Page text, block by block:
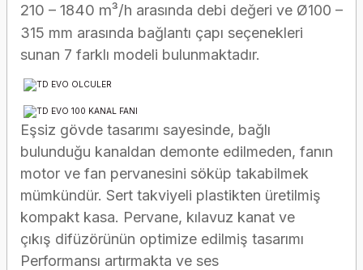
210 – 1840 m³/h arasında debi değeri ve Ø100 –
315 mm arasında bağlantı çapı seçenekleri
sunan 7 farklı modeli bulunmaktadır.
Eşsiz gövde tasarımı sayesinde, bağlı
bulunduğu kanaldan demonte edilmeden, fanın
motor ve fan pervanesini söküp takabilmek
mümkündür. Sert takviyeli plastikten üretilmiş
kompakt kasa. Pervane, kılavuz kanat ve
çıkış difüzörünün optimize edilmiş tasarımı
Performansı artırmakta ve ses